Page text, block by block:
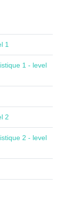
1
1 - level
2
2 - level